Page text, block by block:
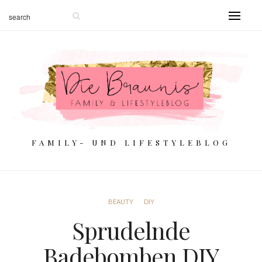
FAMILY- UND LIFESTYLEBLOG
BEAUTY DIY
Sprudelnde